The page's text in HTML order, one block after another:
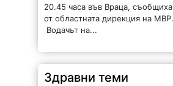
20.45 часа във Враца, съобщиха
от областната дирекция на МВР.
Водачът на...
Здравни теми